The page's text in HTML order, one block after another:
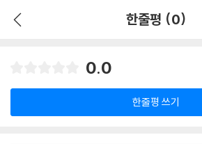
한줄평 (0)
0.0
한줄평 쓰기